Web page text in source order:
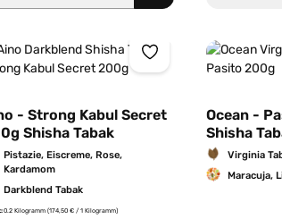
- Strong Kabul Secret
Shisha Tabak
Pistazie, Eiscreme, Rose,
Kardamom
Darkblend Tabak
0.2 Kilogramm (174,50 € / 1 Kilogramm)
Ocean -
Shisha
Virginia
Maracuja,